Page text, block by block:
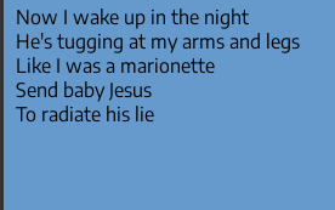
Now I wake up in the night
He's tugging at my arms and legs
Like I was a marionette
Send baby Jesus
To radiate his lie